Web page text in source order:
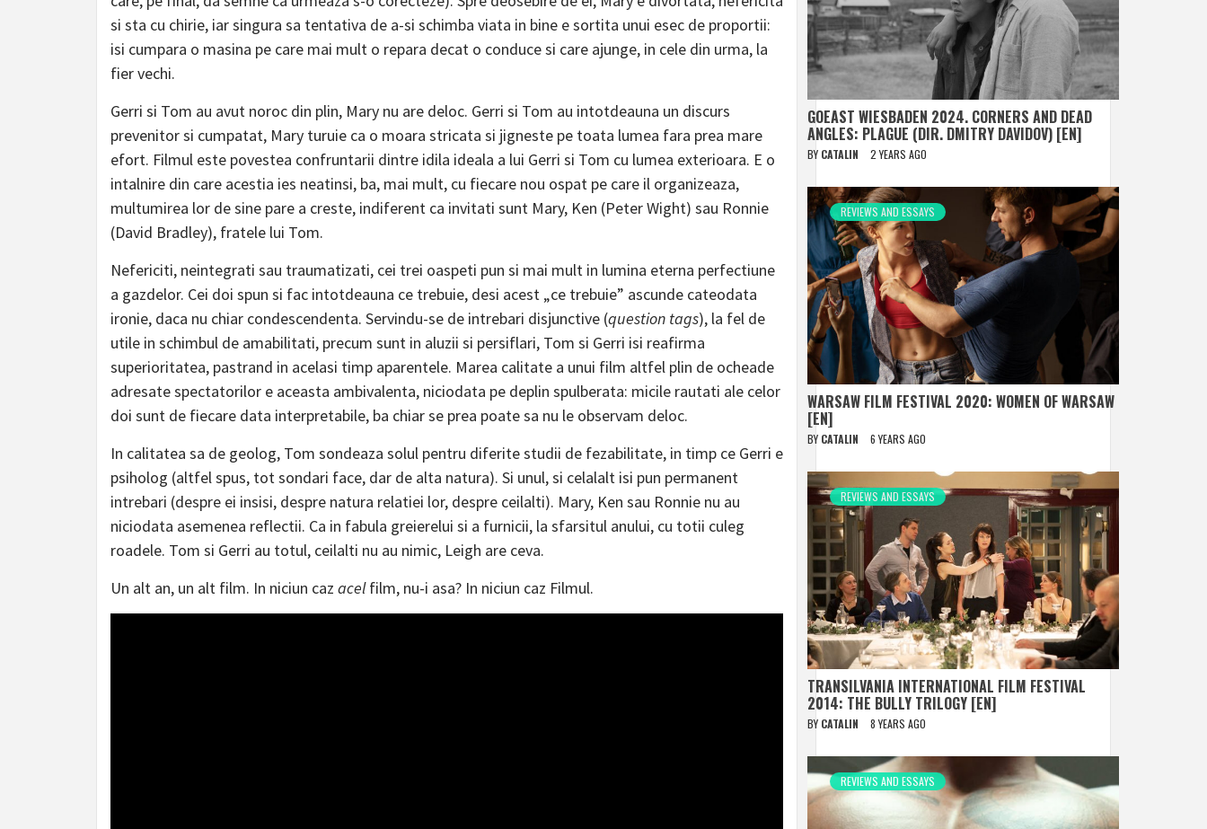
si sta cu chirie, iar singura sa tentativa de a-si schimba viata in bine e sortita unui esec de proportii:
isi cumpara o masina pe care mai mult o repara decat o conduce si care ajunge, in cele din urma, la
fier vechi.
Gerri si Tom au avut noroc din plin, Mary nu are deloc. Gerri si Tom au intotdeauna un discurs
prevenitor si cumpatat, Mary turuie ca o moara stricata si jigneste pe toata lumea fara prea mare
efort. Filmul este povestea confruntarii dintre idila ideala a lui Gerri si Tom cu lumea exterioara. E o
intalnire din care acestia ies neatinsi, ba, mai mult, cu fiecare nou ospat pe care il organizeaza,
multumirea lor de sine pare a creste, indiferent ca invitati sunt Mary, Ken (Peter Wight) sau Ronnie
(David Bradley), fratele lui Tom.
Nefericiti, neintegrati sau traumatizati, cei trei oaspeti pun si mai mult in lumina eterna perfectiune
a gazdelor. Cei doi spun si fac intotdeauna ce trebuie, desi acest „ce trebuie” ascunde cateodata
ironie, daca nu chiar condescendenta. Servindu-se de intrebari disjunctive (question tags), la fel de
utile in schimbul de amabilitati, precum sunt in aluzii si persiflari, Tom si Gerri isi reafirma
superioritatea, pastrand in acelasi timp aparentele. Marea calitate a unui film altfel plin de ocheade
adresate spectatorilor e aceasta ambivalenta, niciodata pe deplin spulberata: micile rautati ale celor
doi sunt de fiecare data interpretabile, ba chiar se prea poate sa nu le observam deloc.
In calitatea sa de geolog, Tom sondeaza solul pentru diferite studii de fezabilitate, in timp ce Gerri e
psiholog (altfel spus, tot sondari face, dar de alta natura). Si unul, si celalalt isi pun permanent
intrebari (despre ei insisi, despre natura relatiei lor, despre ceilalti). Mary, Ken sau Ronnie nu au
niciodata asemenea reflectii. Ca in fabula greierelui si a furnicii, la sfarsitul anului, cu totii culeg
roadele. Tom si Gerri au totul, ceilalti nu au nimic, Leigh are ceva.
Un alt an, un alt film. In niciun caz acelfilm, nu-i asa? In niciun caz Filmul.
GOEAST WIESBADEN 2024. CORNERS AND DEAD
ANGLES: PLAGUE (DIR. DMITRY DAVIDOV) [EN]
BY CATALIN 2 YEARS AGO
REVIEWS AND ESSAYS
WARSAW FILM FESTIVAL 2020: WOMEN OF WARSAW
[EN]
BY CATALIN 6 YEARS AGO
REVIEWS AND ESSAYS
TRANSILVANIA INTERNATIONAL FILM FESTIVAL
2014: THE BULLY TRILOGY [EN]
BY CATALIN 8 YEARS AGO
REVIEWS AND ESSAYS